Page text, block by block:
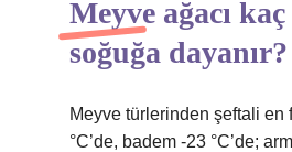
Meyve ağacı kaç
soğuğa dayanır?
Meyve türlerinden şeftali en
°C’de, badem -23 °C’de;